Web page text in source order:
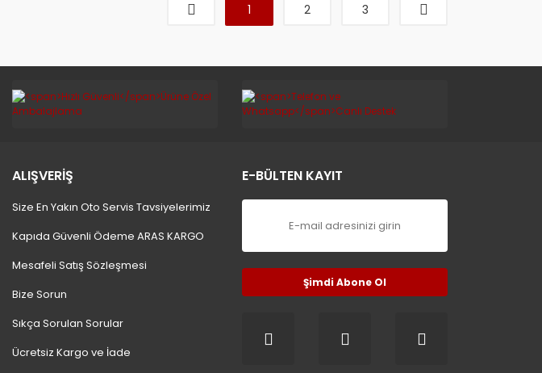
1 2 3
ALIŞVERİŞ
Size En Yakın Oto Servis Tavsiyelerimiz
Kapıda Güvenli Ödeme ARAS KARGO
Mesafeli Satış Sözleşmesi
Bize Sorun
Sıkça Sorulan Sorular
Ücretsiz Kargo ve İade
E-BÜLTEN KAYIT
Şimdi Abone Ol